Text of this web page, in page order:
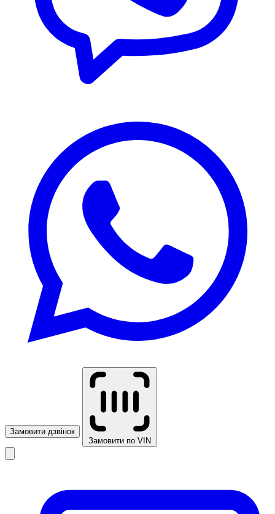
Замовити дзвінок
Замовити по VIN